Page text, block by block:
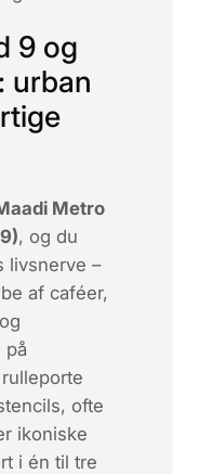
9 og
urban
Metro
, og du
livsnerve –
af caféer,
på
, ofte
ikoniske
i én til tre